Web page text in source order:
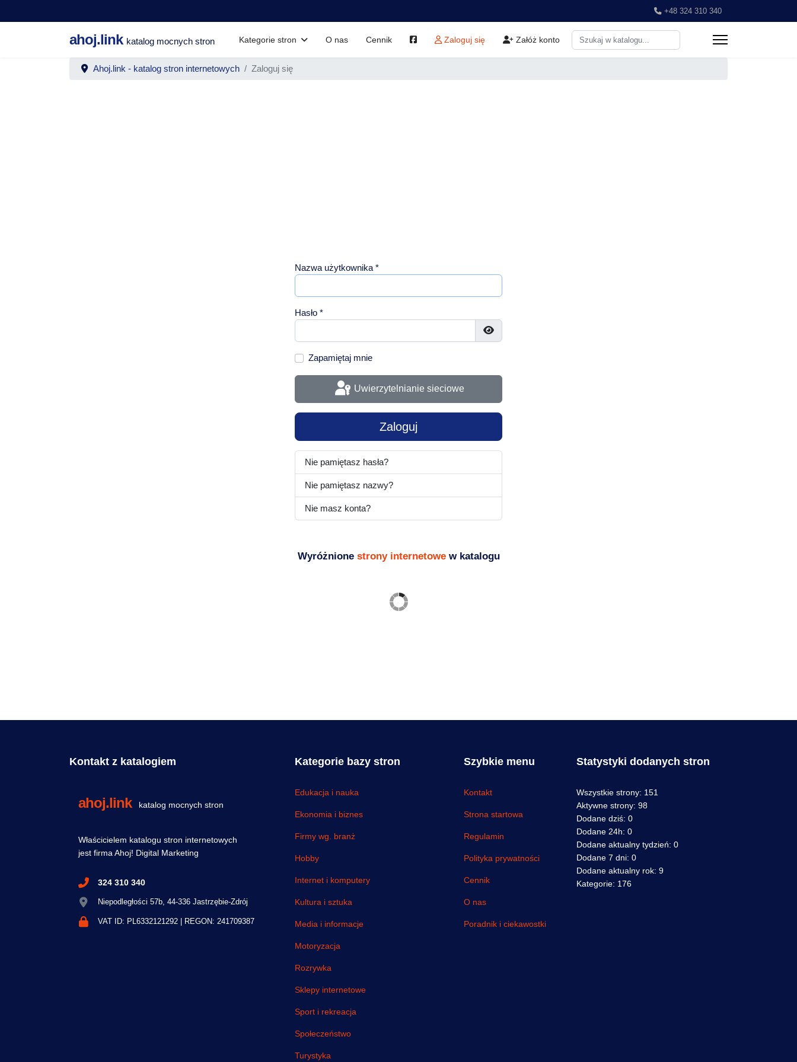
+48 324 310 340
ahoj.link katalog mocnych stron Kategorie stron O nas Cennik Zaloguj się Załóż konto
Search
...
Ahoj.link - katalog stron internetowych
Zaloguj się
Nazwa użytkownika *
Hasło *
Pokaż hasło
Zapamiętaj mnie
Uwierzytelnianie sieciowe
Zaloguj
Nie pamiętasz hasła?
Nie pamiętasz nazwy?
Nie masz konta?
Wyróżnione strony internetowe w katalogu
Kontakt z katalogiem
ahoj.link katalog mocnych stron
Właścicielem katalogu stron internetowych
jest firma Ahoj! Digital Marketing
324 310 340
Niepodległości 57b, 44-336 Jastrzębie-Zdrój
VAT ID: PL6332121292 | REGON: 241709387
Kategorie bazy stron
Edukacja i nauka
Ekonomia i biznes
Firmy wg. branż
Hobby
Internet i komputery
Kultura i sztuka
Media i informacje
Motoryzacja
Rozrywka
Sklepy internetowe
Sport i rekreacja
Społeczeństwo
Turystyka
Szybkie menu
Kontakt
Strona startowa
Regulamin
Polityka prywatności
Cennik
O nas
Poradnik i ciekawostki
Statystyki dodanych stron
Wszystkie strony: 151
Aktywne strony: 98
Dodane dziś: 0
Dodane 24h: 0
Dodane aktualny tydzień: 0
Dodane 7 dni: 0
Dodane aktualny rok: 9
Kategorie: 176